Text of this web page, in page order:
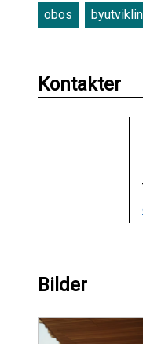
obos
Kontakter
Bilder